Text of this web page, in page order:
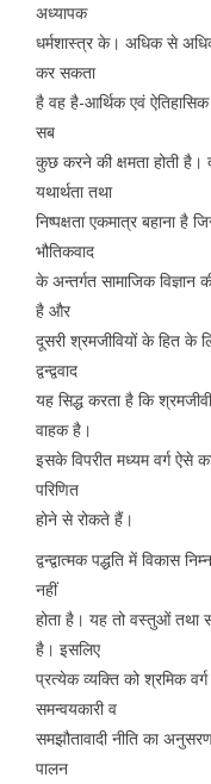
अध्यापक
धर्मशास्त्र के। अधिक से अधिक
कर सकता
है वह है-आर्थिक एवं ऐतिहासिक
सब
कुछ करने की क्षमता होती है।
यथार्थता तथा
निष्पक्षता एकमात्र बहाना है
भौतिकवाद
के अन्तर्गत सामाजिक विज्ञान
है और
दूसरी श्रमजीवियों के हित के
द्वन्द्ववाद
यह सिद्ध करता है कि
वाहक है।
इसके विपरीत मध्यम वर्ग ऐसे
परिणित
होने से रोकते हैं।
द्वन्द्वात्मक पद्धति में
नहीं
होता है। यह तो वस्तुओं तथा
है। इसलिए
प्रत्येक व्यक्ति को श्रमिक
समन्वयकारी व
समझौतावादी नीति का
पालन